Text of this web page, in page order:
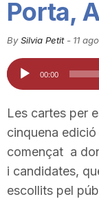
i
u
a
t
Porta,
By Silvia Petit- 11
Reproductor
d'àudio
00:00
Les cartes per
cinquena
començat a
i candidates,
escollits pel